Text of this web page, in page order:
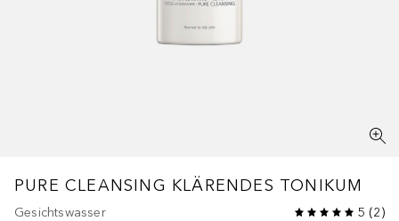
PURE CLEANSING KLÄRENDES TONIKUM
Gesichtswasser 5 (2)